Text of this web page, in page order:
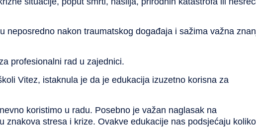
neposredno nakon traumatskog događaja i sažima važna
profesionalni rad u zajednici.
Vitez, istaknula je da je edukacija izuzetno korisna za
koristimo u radu. Posebno je važan naglasak na
stresa i krize. Ovakve edukacije nas podsjećaju